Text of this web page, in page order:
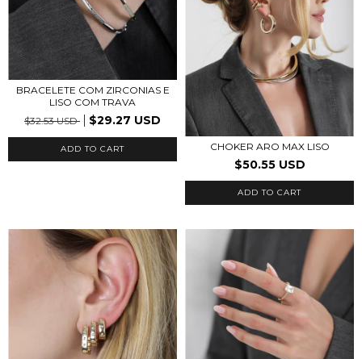
BRACELETE COM ZIRCONIAS E
LISO COM TRAVA
$32.53 USD
$29.27 USD
ADD TO CART CHOKER ARO MAX LISO
$50.55 USD
ADD TO CART